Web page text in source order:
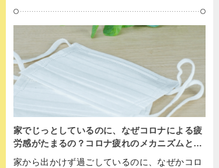
家でじっとしているのに、なぜコロナによる疲
労感がたまるの？コロナ疲れのメカニズムと
は？
家から出かけず過ごしているのに、なぜかコロ